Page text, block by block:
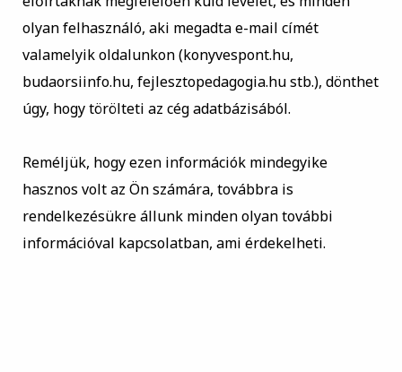
olyan felhasználó, aki megadta e-mail címét
valamelyik oldalunkon (konyvespont.hu,
budaorsiinfo.hu, fejlesztopedagogia.hu stb.), dönthet
úgy, hogy törölteti az cég adatbázisából.
Reméljük, hogy ezen információk mindegyike
hasznos volt az Ön számára, továbbra is
rendelkezésükre állunk minden olyan további
információval kapcsolatban, ami érdekelheti.